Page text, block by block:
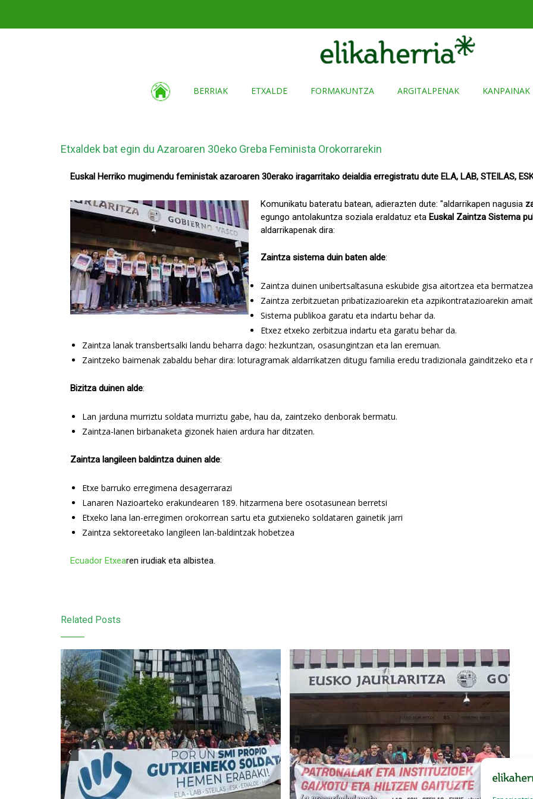
BERRIAK ETXALDE FORMAKUNTZA ARGITALPENAK KANPAINAK
Etxaldek bat egin du Azaroaren 30eko Greba Feminista Orokorrarekin
Euskal Herriko mugimendu feministak azaroaren 30erako iragarritako deialdia erregistratu dute ELA, LAB, STEILAS,
Komunikatu bateratu batean, adierazten dute: "aldarrikapen nagusia
egungo antolakuntza soziala eraldatuz eta Euskal Zaintza Sistema
aldarrikapenak dira:
Zaintza sistema duin baten alde:
Zaintza duinen unibertsaltasuna eskubide gisa aitortzea eta
Zaintza zerbitzuetan pribatizazioarekin eta azpikontratazioarekin
Sistema publikoa garatu eta indartu behar da.
Etxez etxeko zerbitzua indartu eta garatu behar da.
Zaintza lanak transbertsalki landu beharra dago: hezkuntzan, osasungintzan eta lan eremuan.
Zaintzeko baimenak zabaldu behar dira: loturagramak aldarrikatzen ditugu familia eredu tradizionala gainditzeko eta
Bizitza duinen alde:
Lan jarduna murriztu soldata murriztu gabe, hau da, zaintzeko denborak bermatu.
Zaintza-lanen birbanaketa gizonek haien ardura har ditzaten.
Zaintza langileen baldintza duinen alde:
Etxe barruko erregimena desagerrarazi
Lanaren Nazioarteko erakundearen 189. hitzarmena bere osotasunean berretsi
Etxeko lana lan-erregimen orokorrean sartu eta gutxieneko soldataren gainetik jarri
Zaintza sektoreetako langileen lan-baldintzak hobetzea
Ecuador Etxearen irudiak eta albistea.
Related Posts